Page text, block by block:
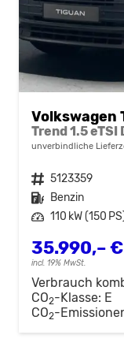
Volkswagen
Trend 1.5 eTSI
unverbindliche
Fahrzeugnr. 5123359
Kraftstoff Benzin
Leistung 110 kW (150
35.990,– €
incl. 19% MwSt.
Verbrauch
CO2-Klasse: E
CO2-